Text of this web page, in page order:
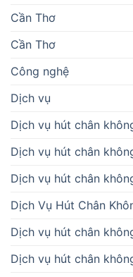
Cần Thơ
Cần Thơ
Công nghệ
Dịch vụ
Dịch vụ hút chân
Dịch vụ hút chân
Dịch vụ hút chân
Dịch Vụ Hút Chân
Dịch vụ hút chân
Dịch vụ hút chân